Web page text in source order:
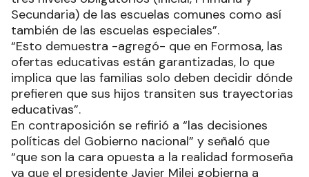
Secundaria) de las escuelas comunes como así
también de las escuelas especiales”.
“Esto demuestra -agregó- que en Formosa, las
ofertas educativas están garantizadas, lo que
implica que las familias solo deben decidir dónde
prefieren que sus hijos transiten sus trayectorias
educativas”.
En contraposición se refirió a “las decisiones
políticas del Gobierno nacional” y señaló que
“que son la cara opuesta a la realidad formoseña
ya que el presidente Javier Milei gobierna a